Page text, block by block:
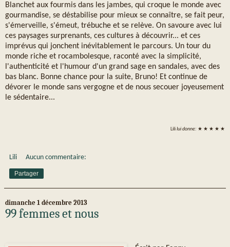
Blanchet aux fourmis dans les jambes, qui croque le monde avec
gourmandise, se déstabilise pour mieux se connaître, se fait peur,
s'émerveille, s'émeut, trébuche et se relève. On savoure avec lui
ces paysages surprenants, ces cultures à découvrir... et ces
imprévus qui jonchent inévitablement le parcours. Un tour du
monde riche et rocambolesque, raconté avec la simplicité,
l'authenticité et l'humour d'un grand sage en sandales, avec des
bas blanc. Bonne chance pour la suite, Bruno! Et continue de
dévorer le monde sans vergogne et de nous secouer joyeusement
le sédentaire...
Lililui donne: ★ ★ ★ ★ ★
Lili Aucun commentaire:
Partager
dimanche 1 décembre 2013
99 femmes et nous